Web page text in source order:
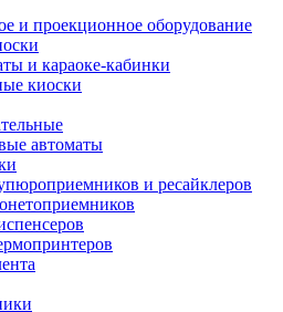
и проекционное оборудование
и караоке-кабинки
киоски
автоматы
и ресайклеров